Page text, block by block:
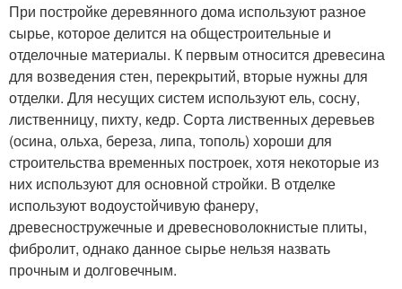
При постройке деревянного дома используют разное
сырье, которое делится на общестроительные и
отделочные материалы. К первым относится древесина
для возведения стен, перекрытий, вторые нужны для
отделки. Для несущих систем используют ель, сосну,
лиственницу, пихту, кедр. Сорта лиственных деревьев
(осина, ольха, береза, липа, тополь) хороши для
строительства временных построек, хотя некоторые из
них используют для основной стройки. В отделке
используют водоустойчивую фанеру,
древесностружечные и древесноволокнистые плиты,
фибролит, однако данное сырье нельзя назвать
прочным и долговечным.